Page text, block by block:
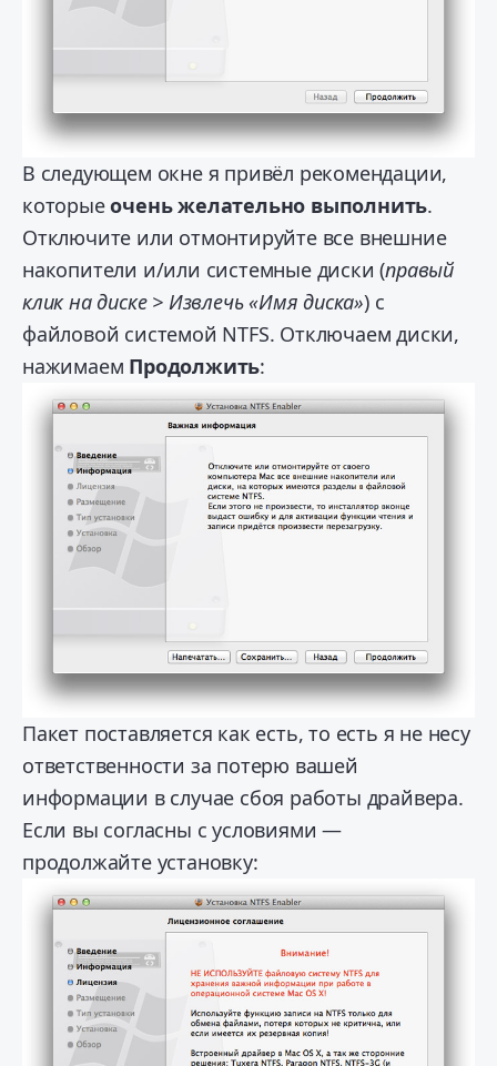
В следующем окне я привёл рекомендации,
которыеочень желательно выполнить.
Отключите или отмонтируйте все внешние
накопители и/или системные диски (правый
клик на диске > Извлечь «Имя диска») с
файловой системой NTFS. Отключаем диски,
нажимаем Продолжить:
Пакет поставляется как есть, то есть я не несу
ответственности за потерю вашей
информации в случае сбоя работы драйвера.
Если вы согласны с условиями —
продолжайте установку: